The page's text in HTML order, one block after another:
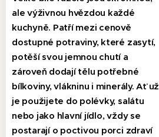
ale výživnou hvězdou každé
kuchyně. Patří mezi cenově
dostupné potraviny, které zasytí,
potěší svou jemnou chutí a
zároveň dodají tělu potřebné
bílkoviny, vlákninu i minerály. Ať už
je použijete do polévky, salátu
nebo jako hlavní jídlo, vždy se
postarají o poctivou porci zdraví